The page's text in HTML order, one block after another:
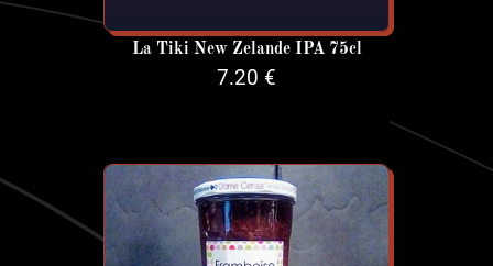
La Tiki New Zelande IPA 75cl
7.20 €